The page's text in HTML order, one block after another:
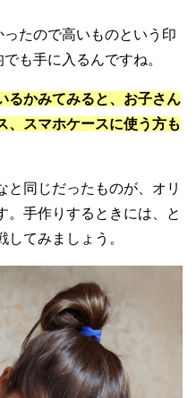
たので高いものという印
も手に入るんですね。
るかみてみると、お子さん
、スマホケースに使う方も
と同じだったものが、オリ
。手作りするときには、と
てみましょう。